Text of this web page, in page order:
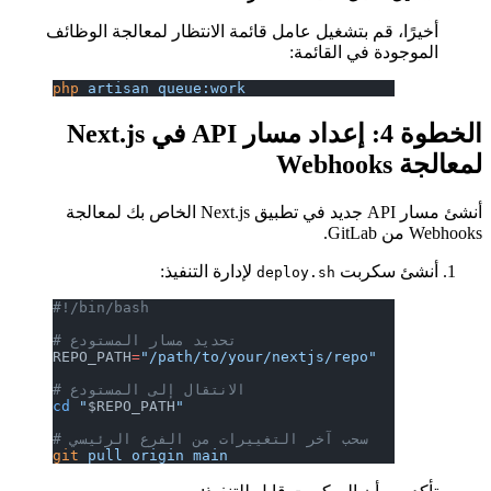
أخيرًا، قم بتشغيل عامل قائمة الانتظار لمعالجة الوظائف
الموجودة في القائمة:
php artisan queue:work
الخطوة 4: إعداد مسار API في Next.js
لمعالجة Webhooks
أنشئ مسار API جديد في تطبيق Next.js الخاص بك لمعالجة
Webhooks من GitLab.
أنشئ سكربتdeploy.shلإدارة التنفيذ:
#!/bin/bash
# تحديد مسار المستودع
REPO_PATH= "/path/to/your/nextjs/repo"
# الانتقال إلى المستودع
cd
"$REPO_PATH
# سحب آخر التغييرات من الفرع الرئيسي
git pull origin main